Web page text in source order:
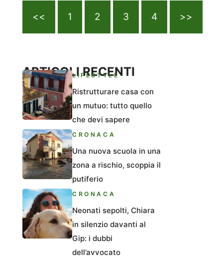
<< 1 2 3 4 >>
ARTICOLI RECENTI
LIFESTYLE
Ristrutturare casa con
un mutuo: tutto quello
che devi sapere
CRONACA
Una nuova scuola in una
zona a rischio, scoppia il
putiferio
CRONACA
Neonati sepolti, Chiara
in silenzio davanti al
Gip: i dubbi
dell’avvocato